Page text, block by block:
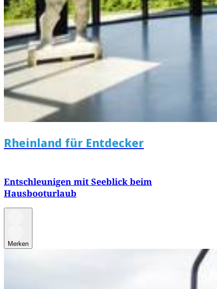
Rheinland für Entdecker
Entschleunigen mit Seeblick beim
Hausbooturlaub
Merken